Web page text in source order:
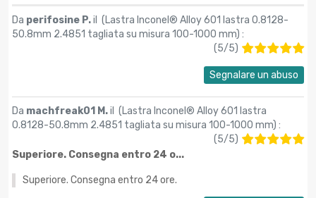
Da perifosine P.il (Lastra Inconel® Alloy 601 lastra 0.8128-
50.8mm 2.4851 tagliata su misura 100-1000 mm) :
(5/5)
Segnalare un abuso
Da machfreak01 M.il (Lastra Inconel® Alloy 601 lastra
0.8128-50.8mm 2.4851 tagliata su misura 100-1000 mm) :
(5/5)
Superiore. Consegna entro 24 o...
Superiore. Consegna entro 24 ore.